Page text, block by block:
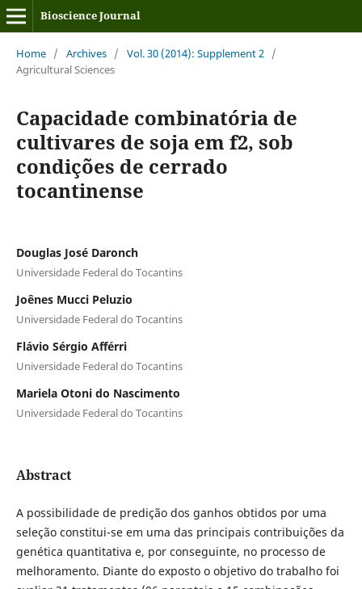
Bioscience Journal
Home / Archives / Vol. 30 (2014): Supplement 2 /
Agricultural Sciences
Capacidade combinatória de
cultivares de soja em f2, sob
condições de cerrado
tocantinense
Douglas José Daronch
Universidade Federal do Tocantins
Joênes Mucci Peluzio
Universidade Federal do Tocantins
Flávio Sérgio Afférri
Universidade Federal do Tocantins
Mariela Otoni do Nascimento
Universidade Federal do Tocantins
Abstract
A possibilidade de predição dos ganhos obtidos por uma
seleção constitui-se em uma das principais contribuições da
genética quantitativa e, por conseguinte, no processo de
melhoramento. Diante do exposto o objetivo do trabalho foi